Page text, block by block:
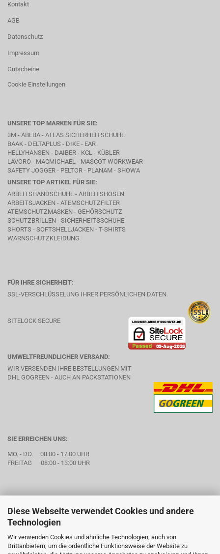
Diese Webseite verwendet Cookies und andere
Technologien
Wir verwenden Cookies und ähnliche Technologien, auch von
Drittanbietern, um die ordentliche Funktionsweise der Website zu
Kontakt
AGB
Datenschutz
Impressum
Gutscheine
Cookie Einstellungen
UNSERE TOP MARKEN FÜR SIE:
3M - ABEBA - ATLAS SICHERHEITSCHUHE
BAAK - DELTAPLUS - DIKE - EAR
HELLYHANSEN - DAIBER - KCL - KÜBLER
LAVORO - MACMICHAEL - MASCOT WORKWEAR
SAFETY JOGGER - PELTOR - PLANAM - SHOWA
UNSERE TOP ARTIKEL FÜR SIE:
ARBEITSHANDSCHUHE - ARBEITSHOSEN
ARBEITSJACKEN - ATEMSCHUTZFILTER
ATEMSCHUTZMASKEN - GEHÖRSCHUTZ
SCHUTZBRILLEN - SICHERHEITSSCHUHE
SHORTS - SOFTSHELLJACKEN - T-SHIRTS
WARNSCHUTZKLEIDUNG
FÜR IHRE SICHERHEIT:
SSL-VERSCHLÜSSELUNG IHRER PERSÖNLICHEN DATEN.
SITELOCK SECURE
UMWELTFREUNDLICHER VERSAND:
WIR VERSENDEN IHRE BESTELLUNGEN MIT
DHL GOGREEN - AUCH AN PACKSTATIONEN
SIE ERREICHEN UNS:
MO. - DO. 08:00 - 17:00 UHR
FREITAG 08:00 - 13:00 UHR